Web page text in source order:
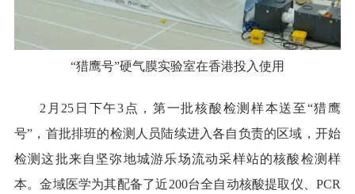
“猎鹰号”硬气膜实验室在香港投入使用
2月25日下午3点，第一批核酸检测样本送至“猎鹰
号”，首批排班的检测人员陆续进入各自负责的区域，开始
检测这批来自坚弥地城游乐场流动采样站的核酸检测样
本。金域医学为其配备了近200台全自动核酸提取仪、PCR